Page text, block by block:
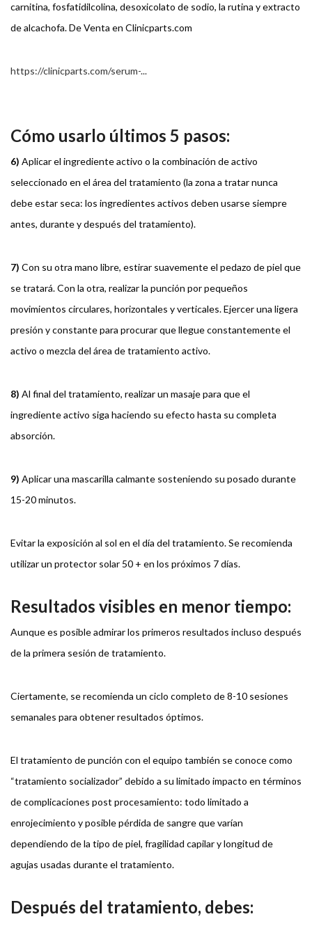
carnitina, fosfatidilcolina, desoxicolato de sodio, la rutina y extracto
de alcachofa. De Venta en Clinicparts.com
https://clinicparts.com/serum-...
Cómo usarlo últimos 5 pasos:
6) Aplicar el ingrediente activo o la combinación de activo
seleccionado en el área del tratamiento (la zona a tratar nunca
debe estar seca: los ingredientes activos deben usarse siempre
antes, durante y después del tratamiento).
7) Con su otra mano libre, estirar suavemente el pedazo de piel que
se tratará. Con la otra, realizar la punción por pequeños
movimientos circulares, horizontales y verticales. Ejercer una ligera
presión y constante para procurar que llegue constantemente el
activo o mezcla del área de tratamiento activo.
8) Al final del tratamiento, realizar un masaje para que el
ingrediente activo siga haciendo su efecto hasta su completa
absorción.
9) Aplicar una mascarilla calmante sosteniendo su posado durante
15-20 minutos.
Evitar la exposición al sol en el día del tratamiento. Se recomienda
utilizar un protector solar 50 + en los próximos 7 días.
Resultados visibles en menor tiempo:
Aunque es posible admirar los primeros resultados incluso después
de la primera sesión de tratamiento.
Ciertamente, se recomienda un ciclo completo de 8-10 sesiones
semanales para obtener resultados óptimos.
El tratamiento de punción con el equipo también se conoce como
“tratamiento socializador” debido a su limitado impacto en términos
de complicaciones post procesamiento: todo limitado a
enrojecimiento y posible pérdida de sangre que varían
dependiendo de la tipo de piel, fragilidad capilar y longitud de
agujas usadas durante el tratamiento.
Después del tratamiento, debes: